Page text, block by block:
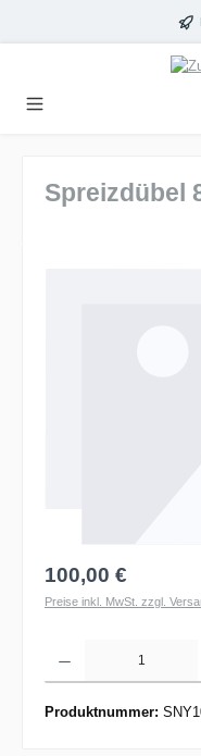
Spreizdübel
100,00 €
Preise inkl. MwSt. zzgl.
Produktnummer: